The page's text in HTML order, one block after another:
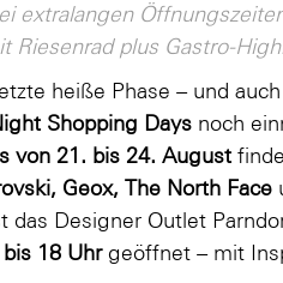
extralangen
Riesenrad plus Gastro-
heiße Phase – und
Shopping Days noch
von 21. bis 24. August
Geox, The North Face
das Designer Outlet
18 Uhrgeöffnet – mit